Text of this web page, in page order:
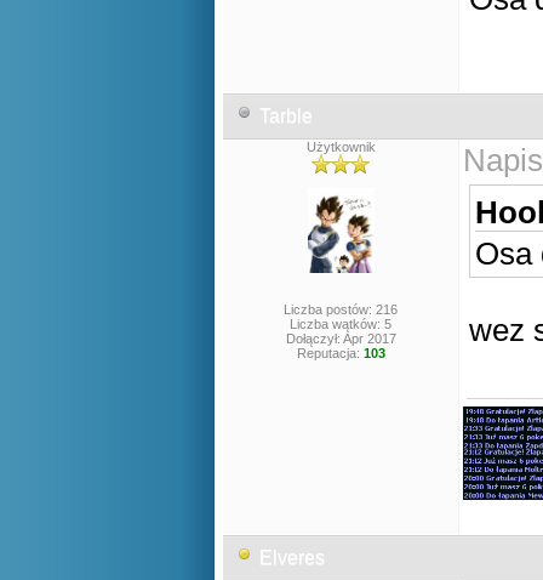
Tarble
Użytkownik
Liczba postów: 216
Liczba wątków: 5
Dołączył: Apr 2017
Reputacja: 103
Osa
wez
Elveres